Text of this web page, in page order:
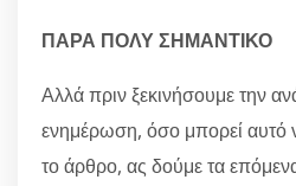
ΠΑΡΑ ΠΟΛΥ ΣΗΜΑΝΤΙΚΟ
Αλλά πριν ξεκινήσουμε την
ενημέρωση, όσο μπορεί αυτό
το άρθρο, ας δούμε τα